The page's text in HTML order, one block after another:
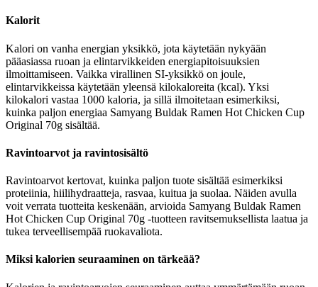
Kalorit
Kalori on vanha energian yksikkö, jota käytetään nykyään
pääasiassa ruoan ja elintarvikkeiden energiapitoisuuksien
ilmoittamiseen. Vaikka virallinen SI-yksikkö on joule,
elintarvikkeissa käytetään yleensä kilokaloreita (kcal). Yksi
kilokalori vastaa 1000 kaloria, ja sillä ilmoitetaan esimerkiksi,
kuinka paljon energiaa Samyang Buldak Ramen Hot Chicken Cup
Original 70g sisältää.
Ravintoarvot ja ravintosisältö
Ravintoarvot kertovat, kuinka paljon tuote sisältää esimerkiksi
proteiinia, hiilihydraatteja, rasvaa, kuitua ja suolaa. Näiden avulla
voit verrata tuotteita keskenään, arvioida Samyang Buldak Ramen
Hot Chicken Cup Original 70g -tuotteen ravitsemuksellista laatua ja
tukea terveellisempää ruokavaliota.
Miksi kalorien seuraaminen on tärkeää?